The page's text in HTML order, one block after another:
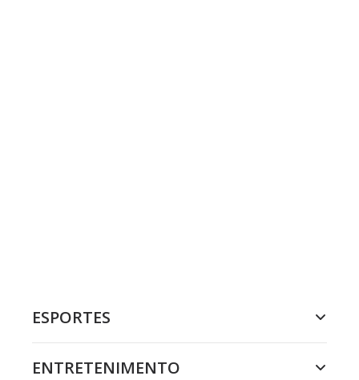
ESPORTES
ENTRETENIMENTO